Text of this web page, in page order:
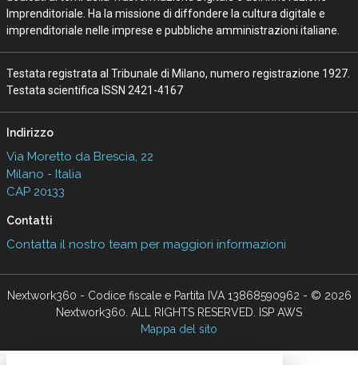
Imprenditoriale. Ha la missione di diffondere la cultura digitale e
imprenditoriale nelle imprese e pubbliche amministrazioni italiane.
Testata registrata al Tribunale di Milano, numero registrazione 1927.
Testata scientifica ISSN 2421-4167
Indirizzo
Via Moretto da Brescia, 22
Milano - Italia
CAP 20133
Contatti
Contatta il nostro team per maggiori informazioni
Nextwork360 - Codice fiscale e Partita IVA 13868590962 - © 2026
Nextwork360. ALL RIGHTS RESERVED. ISP AWS
Mappa del sito